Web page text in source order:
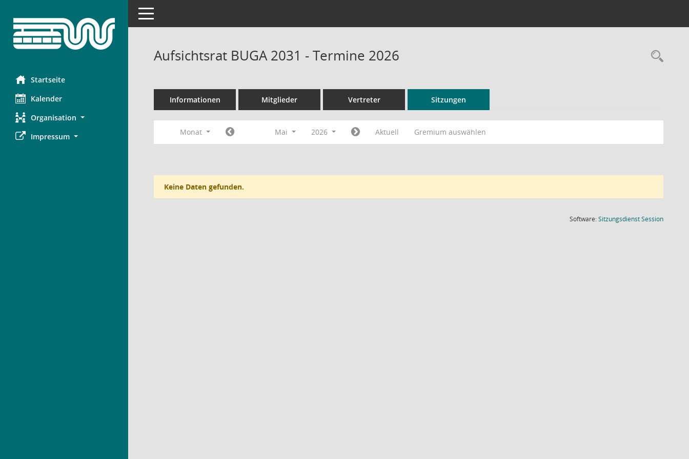
Startseite
Kalender
Organisation
Impressum
Toggle navigation
Aufsichtsrat BUGA 2031 - Termine 2026
Informationen Mitglieder Vertreter Sitzungen
Monat Mai 2026 Aktuell Gremium auswählen
Keine Daten gefunden.
Software:SitzungsdienstSession(Wird in